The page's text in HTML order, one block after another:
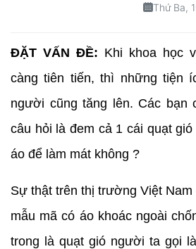
Thứ Ba,
ĐẶT VẤN ĐỀ: Khi khoa học
càng tiên tiến, thì những tiện
người cũng tăng lên. Các bạn
câu hỏi là đem cả 1 cái quạt
áo để làm mát không ?
Sự thật trên thị trường Việt
mẫu mã có áo khoác ngoài
trong là quạt gió người ta gọi